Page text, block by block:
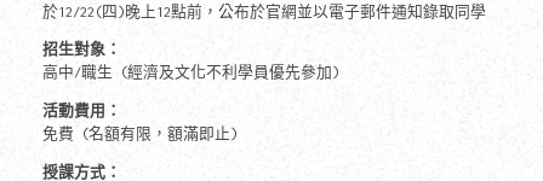
於12/22(四)晚上12點前，公布於官網並以電子郵件通知錄取同學
招生對象：
高中/職生 (經濟及文化不利學員優先參加)
活動費用：
免費 (名額有限，額滿即止)
授課方式：